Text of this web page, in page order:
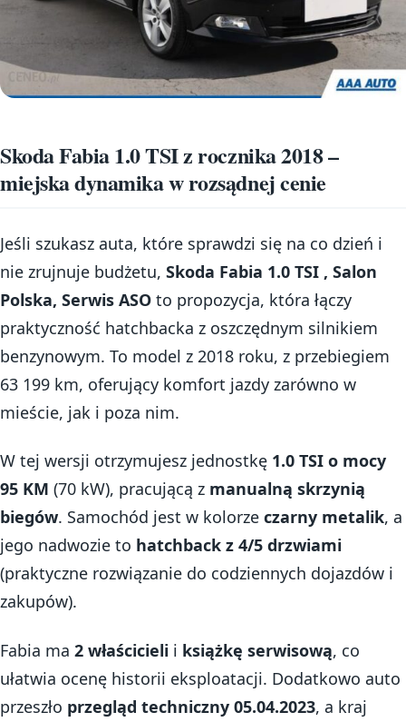
Skoda Fabia 1.0 TSI z rocznika 2018 –
miejska dynamika w rozsądnej cenie
Jeśli szukasz auta, które sprawdzi się na co dzień i
nie zrujnuje budżetu, Skoda Fabia 1.0 TSI , Salon
Polska, Serwis ASO to propozycja, która łączy
praktyczność hatchbacka z oszczędnym silnikiem
benzynowym. To model z 2018 roku, z przebiegiem
63 199 km, oferujący komfort jazdy zarówno w
mieście, jak i poza nim.
W tej wersji otrzymujesz jednostkę 1.0 TSI o mocy
95 KM (70 kW), pracującą z manualną skrzynią
biegów. Samochód jest w kolorze czarny metalik, a
jego nadwozie to hatchback z 4/5 drzwiami
(praktyczne rozwiązanie do codziennych dojazdów i
zakupów).
Fabia ma 2 właścicieli i książkę serwisową, co
ułatwia ocenę historii eksploatacji. Dodatkowo auto
przeszło przegląd techniczny 05.04.2023, a kraj